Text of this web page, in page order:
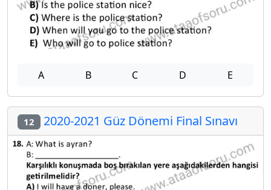
A B C D E
12 2020-2021 Güz Dönemi Final Sınavı